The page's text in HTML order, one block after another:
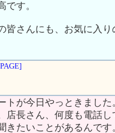
です。
皆さんにも、お気に入
トが今日やっときまし
店長さん、何度も電話
きたいことがあるんで